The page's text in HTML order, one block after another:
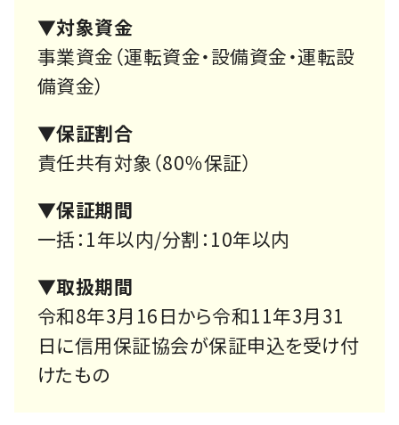
▼対象資金
事業資金（運転資金・設備資金・運転設
備資金）
▼保証割合
責任共有対象（80％保証）
▼保証期間
一括：1年以内/分割：10年以内
▼取扱期間
令和8年3月16日から令和11年3月31
日に信用保証協会が保証申込を受け付
けたもの